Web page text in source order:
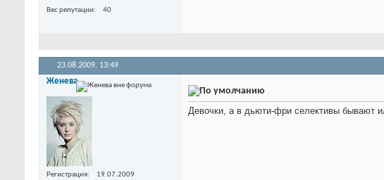
Вес репутации 40
23.08.2009, 13:49
Женева
Регистрация
19.07.2009
Девочки, а в дьюти-фри селективы бывают